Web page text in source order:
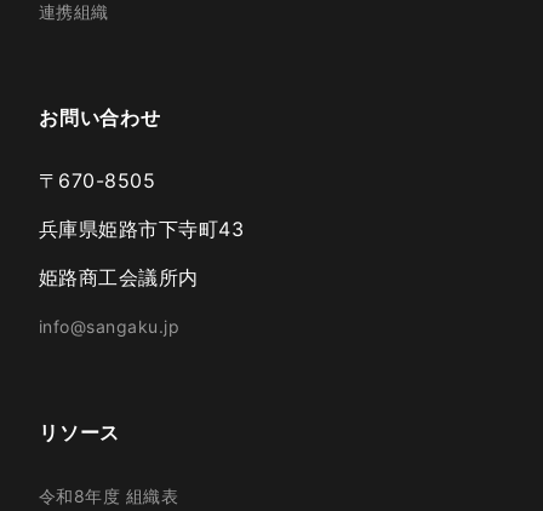
連携組織
お問い合わせ
〒670-8505
兵庫県姫路市下寺町43
姫路商工会議所内
info@sangaku.jp
リソース
令和8年度 組織表